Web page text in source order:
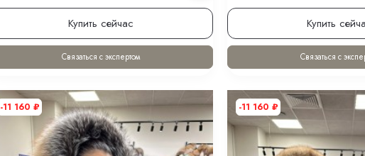
Купить сейчас
Связаться с экспертом
Купить
Связаться с
-11 160 ₽ -11 160 ₽